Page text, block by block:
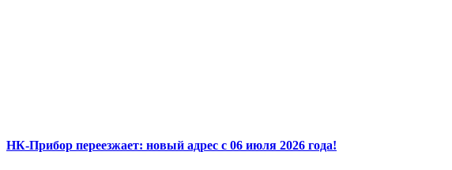
НК-Прибор переезжает: новый адрес с 06 июля 2026 года!